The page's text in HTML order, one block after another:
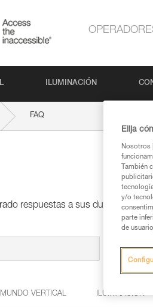
ILUMINACIÓN
FAQ
respuestas a sus dudas en
MUNDO VERTICAL ILUMINACIÓN
Elija
Nosotros
También
y/o
parte
de